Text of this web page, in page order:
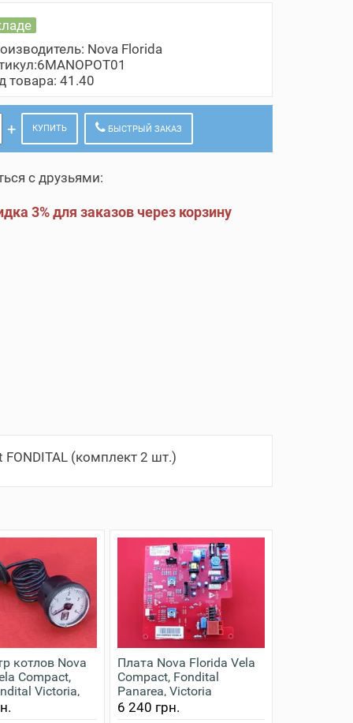
Nova Florida
товара: 41.40
КУПИТЬ БЫСТРЫЙ ЗАКАЗ
с друзьями:
3% для заказов через корзину
FONDITAL (комплект 2 шт.)
котлов Nova
Compact,
Victoria,
Antea
Плата Nova Florida Vela
Compact, Fondital
Panarea, Victoria
Compact CTFS 24 | CTN
6 240 грн.